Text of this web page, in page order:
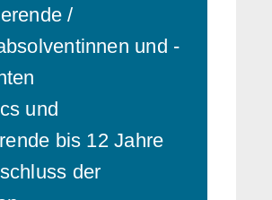
/
und -
und
bis 12 Jahre
der